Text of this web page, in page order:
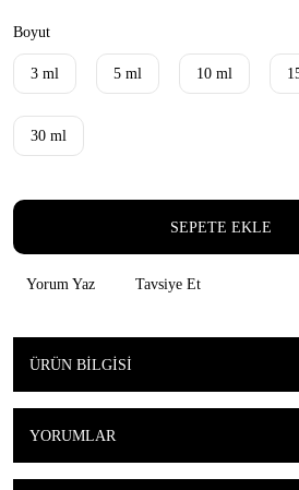
Boyut
3 ml 5 ml 10 ml
30 ml
SEPETE EKLE
Yorum Yaz Tavsiye Et
ÜRÜN BILGISI
YORUMLAR